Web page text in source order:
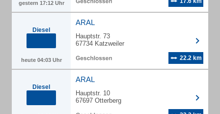
gestern 17:12 Uhr
Diesel
heute 04:03 Uhr
ARAL
Hauptstr. 73
67734 Katzweiler
22.2 km
Diesel
ARAL
Hauptstr. 10
67697 Otterberg